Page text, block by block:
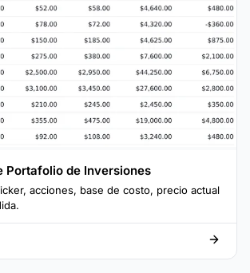
Portafolio de Inversiones
acciones, base de costo, precio actual